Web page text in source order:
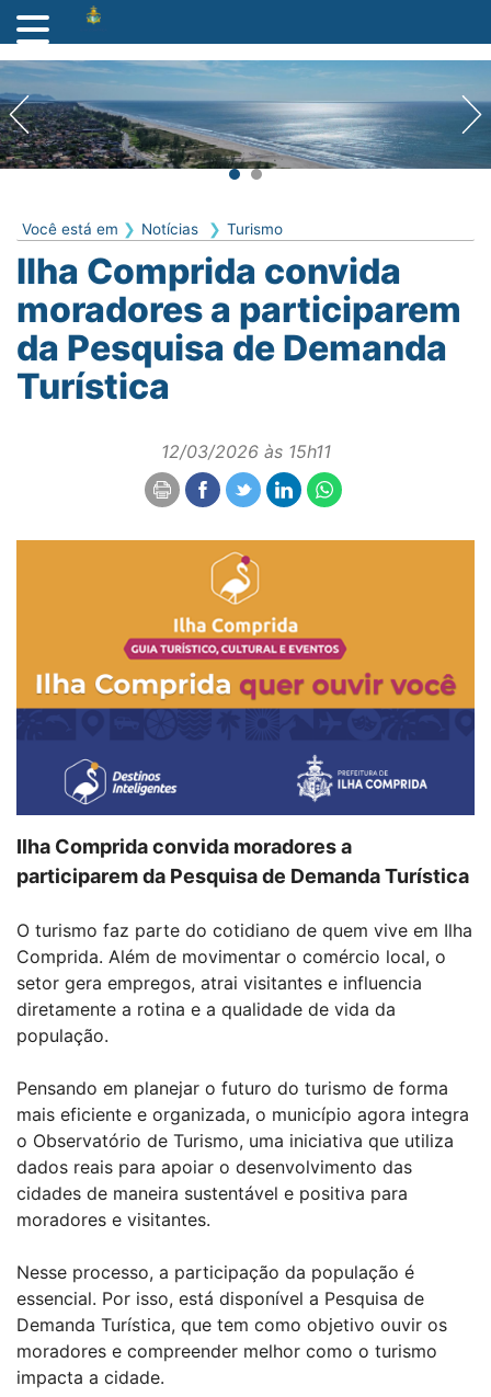
Você está em Notícias Turismo
Ilha Comprida convida
moradores a participarem
da Pesquisa de Demanda
Turística
12/03/2026 às 15h11
Ilha Comprida convida moradores a
participarem da Pesquisa de Demanda Turística
O turismo faz parte do cotidiano de quem vive em Ilha
Comprida. Além de movimentar o comércio local, o
setor gera empregos, atrai visitantes e influencia
diretamente a rotina e a qualidade de vida da
população.
Pensando em planejar o futuro do turismo de forma
mais eficiente e organizada, o município agora integra
o Observatório de Turismo, uma iniciativa que utiliza
dados reais para apoiar o desenvolvimento das
cidades de maneira sustentável e positiva para
moradores e visitantes.
Nesse processo, a participação da população é
essencial. Por isso, está disponível a Pesquisa de
Demanda Turística, que tem como objetivo ouvir os
moradores e compreender melhor como o turismo
impacta a cidade.